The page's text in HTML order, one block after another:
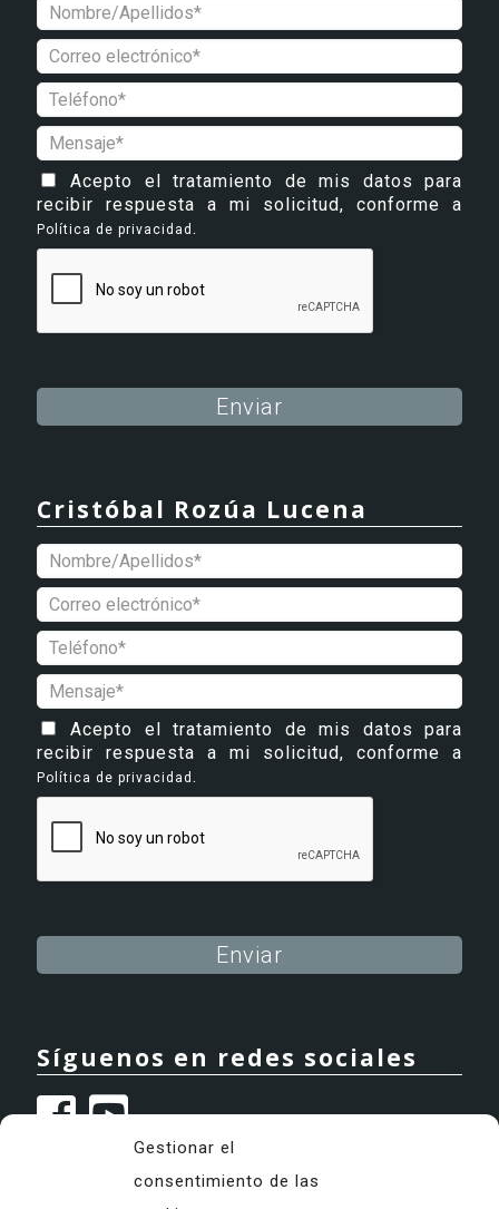
Gestionar el
consentimiento de las
Acepto el tratamiento de mis datos para
recibir respuesta a mi solicitud, conforme a
Política de privacidad .
Cristóbal Rozúa Lucena
Acepto el tratamiento de mis datos para
recibir respuesta a mi solicitud, conforme a
Política de privacidad .
Síguenos en redes sociales